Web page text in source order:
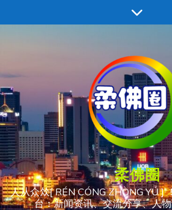
至
柔佛圈
人从众𠈌[ RÉN CÓNG ZHÒNG YÚ ]
台：新闻资讯、交流分享、人